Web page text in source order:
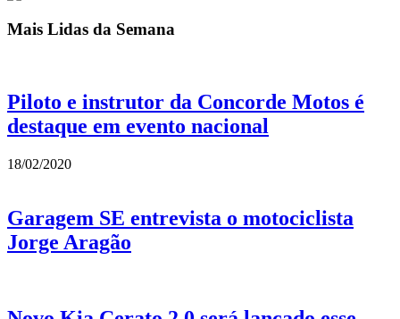
Mais Lidas da Semana
Piloto e instrutor da Concorde Motos é
destaque em evento nacional
18/02/2020
Garagem SE entrevista o motociclista
Jorge Aragão